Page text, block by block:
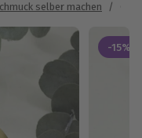
selber machen /
-15%